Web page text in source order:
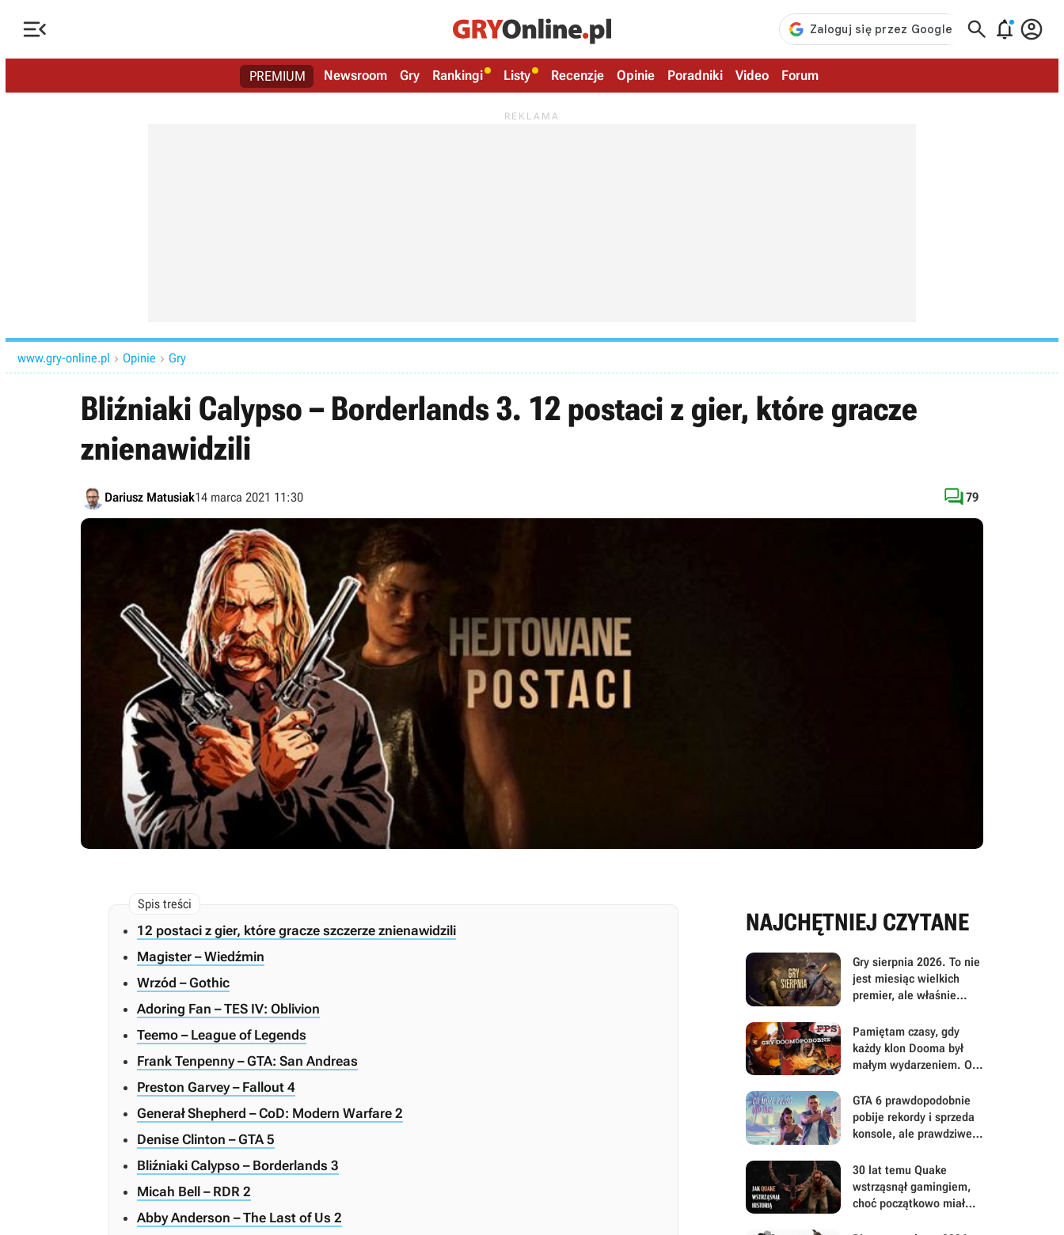
   
PREMIUM Newsroom Gry Rankingi Listy Recenzje Opinie Poradniki Video Forum
www.gry-online.pl  Opinie  Gry
Bliźniaki Calypso – Borderlands 3. 12 postaci z gier, które gracze
znienawidzili
Dariusz Matusiak14 marca 2021 11:30 79
12 postaci z gier, które gracze szczerze znienawidzili
Magister – Wiedźmin
Wrzód – Gothic
Adoring Fan – TES IV: Oblivion
Teemo – League of Legends
Frank Tenpenny – GTA: San Andreas
Preston Garvey – Fallout 4
Generał Shepherd – CoD: Modern Warfare 2
Denise Clinton – GTA 5
Bliźniaki Calypso – Borderlands 3
Micah Bell – RDR 2
Abby Anderson – The Last of Us 2
NAJCHĘTNIEJ CZYTANE
Gry sierpnia 2026. To nie
jest miesiąc wielkich
premier, ale właśnie
mu się uważniej
Pamiętam czasy, gdy
każdy klon Dooma był
małym wydarzeniem. Oto
FPS-y lat 90.
GTA 6 prawdopodobnie
pobije rekordy i sprzeda
konsole, ale prawdziwe
będą musieli mu
wybaczyć
30 lat temu Quake
wstrząsnął gamingiem,
choć początkowo miał